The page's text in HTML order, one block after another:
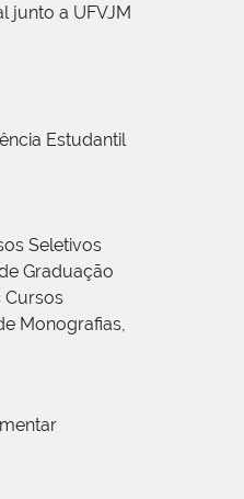
junto a UFVJM
Estudantil
Seletivos
Graduação
Cursos
Monografias,